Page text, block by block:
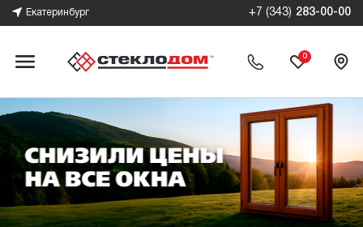
Екатеринбург +7 (343) 283-00-00
0